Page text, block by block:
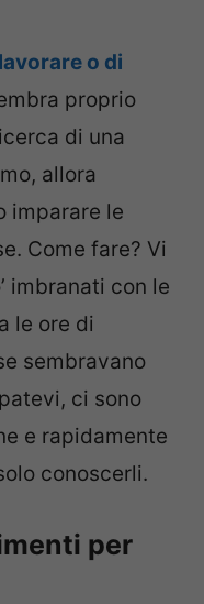
lavorare o di
proprio
di una
allora
imparare le
Come fare? Vi
imbranati con le
le ore di
sembravano
ci sono
e rapidamente
conoscerli.
per